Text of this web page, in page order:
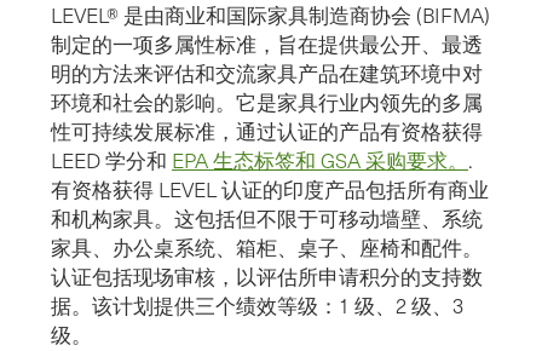
LEVEL® 是由商业和国际家具制造商协会 (BIFMA)
制定的一项多属性标准，旨在提供最公开、最透
明的方法来评估和交流家具产品在建筑环境中对
环境和社会的影响。它是家具行业内领先的多属
性可持续发展标准，通过认证的产品有资格获得
LEED 学分和 EPA 生态标签和 GSA 采购要求。 .
有资格获得 LEVEL 认证的印度产品包括所有商业
和机构家具。这包括但不限于可移动墙壁、系统
家具、办公桌系统、箱柜、桌子、座椅和配件。
认证包括现场审核，以评估所申请积分的支持数
据。该计划提供三个绩效等级：1 级、2 级、3
级。